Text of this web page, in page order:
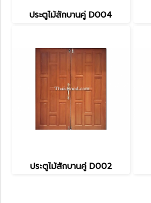
ประตูไม้สักบานคู่ D004
ประตูไม้สักบานคู่ D002